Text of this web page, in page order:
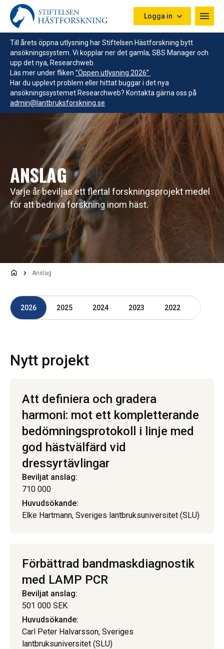
Hoppa till innehåll
Logga in
Till årets öppna utlysning har Stiftelsen Hästforskning bytt
ansökningssystem. Vi kopplar ner det gamla, SBS Manager och
upp det nya, Researchweb.
Läs mer under fliken ”Öppen utlysning 2026”
Har du upplevt problem eller hittat buggar i det nya
ansökningssystemet Researchweb? Kontakta gärna oss på
admin@lantbruksforskning.se
ANSLAG
Varje år beviljas ett flertal forskningsprojekt medel
för att bedriva forskning inom häst.
Anslag
2026 2025 2024 2023 2022
Nytt projekt
Att definiera och gradera
harmoni: mot ett kompletterande
bedömningsprotokoll i linje med
god hästvälfärd vid
dressyrtävlingar
Beviljat anslag:
710 000
Huvudsökande:
Elke Hartmann, Sveriges lantbruksuniversitet (SLU)
Förbättrad bandmaskdiagnostik
med LAMP PCR
Beviljat anslag:
501 000 SEK
Huvudsökande:
Carl Peter Halvarsson, Sveriges
lantbruksuniversitet (SLU)